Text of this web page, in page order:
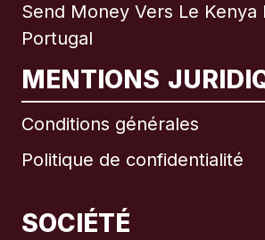
Send Money Vers Le Kenya
Portugal
MENTIONS
Conditions générales
Politique de confidentialité
SOCIÉTÉ